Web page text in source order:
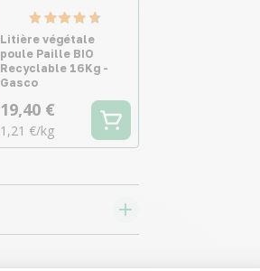
Litière végétale
poule Paille BIO
Recyclable 16Kg -
Gasco
19,40 €
1,21 €/kg